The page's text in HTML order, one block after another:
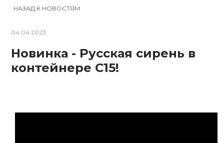
НАЗАД К НОВОСТЯМ
04.04.2023
Новинка - Русская сирень в
контейнере C15!